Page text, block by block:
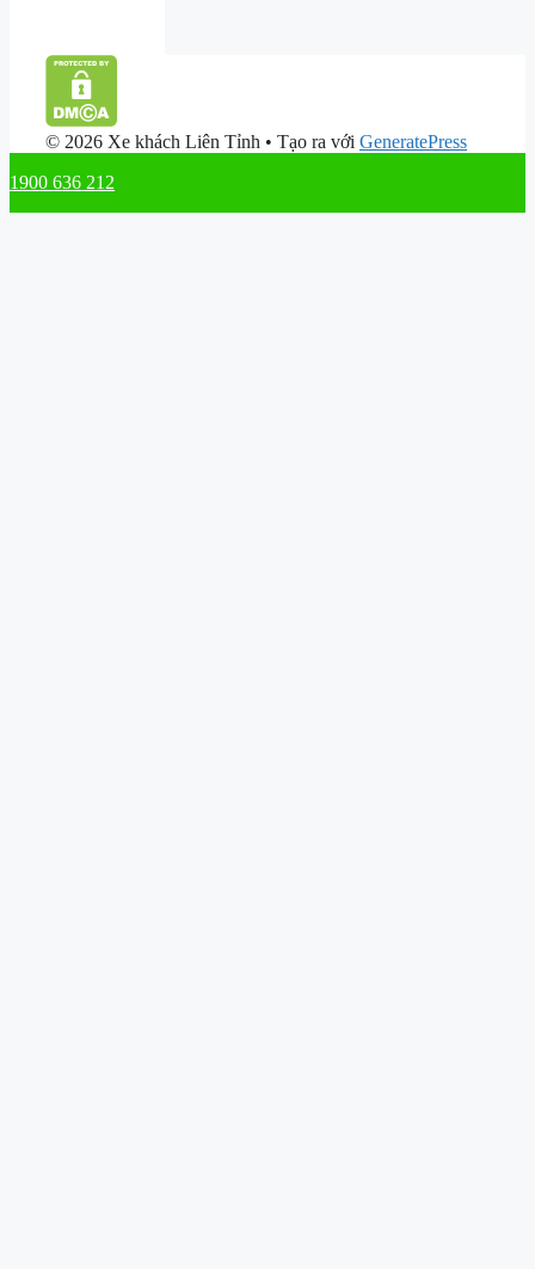
© 2026 Xe khách Liên Tỉnh • Tạo ra với GeneratePress
1900 636 212